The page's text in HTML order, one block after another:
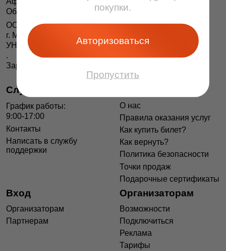
покупки.
Авторизоваться
Пропустить
Облачная система продажи билетов, 2013 — 2026
ООО «БЕЗКАССИРА БАЙ» Республика Беларусь
г. Минск, ул. Короля, 9, оф. 1
УНП 193615562
.
Зарегистрирован в Торговом реестре РБ 04.06.2014 г.
Служба поддержки
График работы:
9:00-17:00
Контакты
Написать в службу
поддержки
О нас
Правила оказания услуг
Как купить билет?
Как вернуть?
Политика безопасности
Точки продаж
Подарочные сертификаты
Вход
Организаторам
Партнерам
Организаторам
Возможности
Подключиться
Реклама
Тарифы